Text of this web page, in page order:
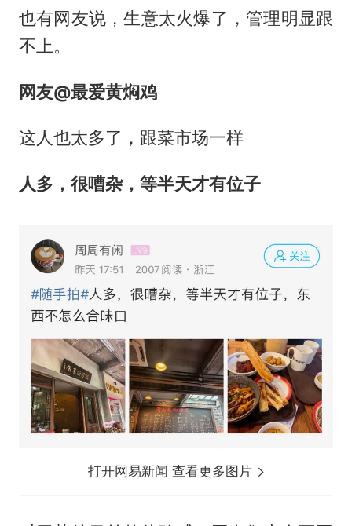
也有网友说，生意太火爆了，管理明显跟
不上。
网友@最爱黄焖鸡
这人也太多了，跟菜市场一样
人多，很嘈杂，等半天才有位子
打开网易新闻 查看更多图片